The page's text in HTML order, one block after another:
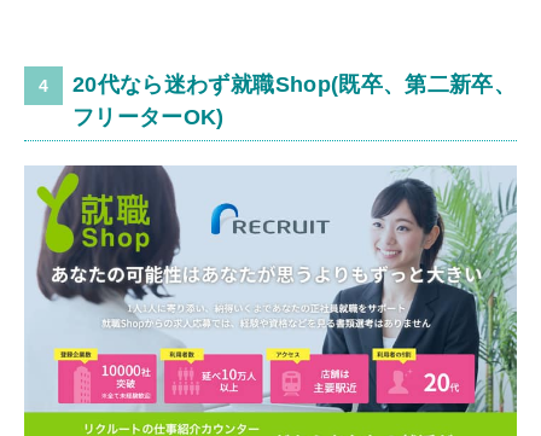
20代なら迷わず就職Shop(既卒、第二新卒、
フリーターOK)